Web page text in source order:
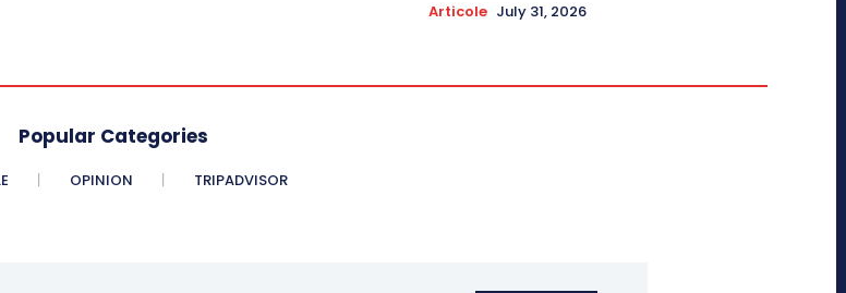
Articole July 31, 2026
Popular Categories
OPINION TRIPADVISOR